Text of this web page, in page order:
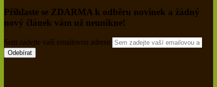
Přihlaste se ZDARMA k odběru novinek a žádný
nový článek vám už neunikne!
Sem zadejte vaší emailovou adresu